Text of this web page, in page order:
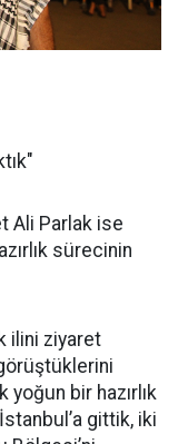
Ali Parlak ise
sürecinin
ilini ziyaret
yoğun bir hazırlık
gittik, iki